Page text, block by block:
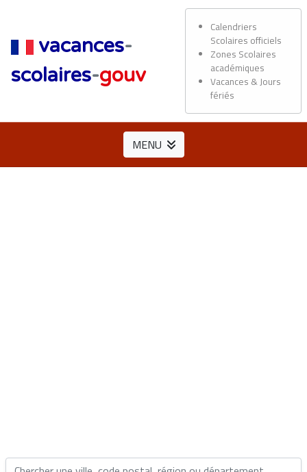
vacances-
scolaires-gouv
Calendriers
Scolaires officiels
Zones Scolaires
académiques
Vacances & Jours
fériés
MENU